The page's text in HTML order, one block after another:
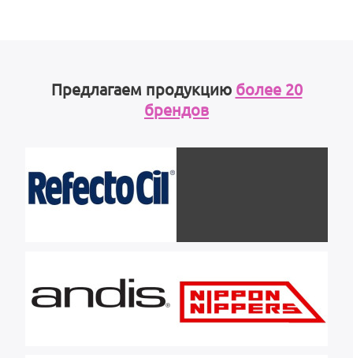
Предлагаем продукцию более 20
брендов